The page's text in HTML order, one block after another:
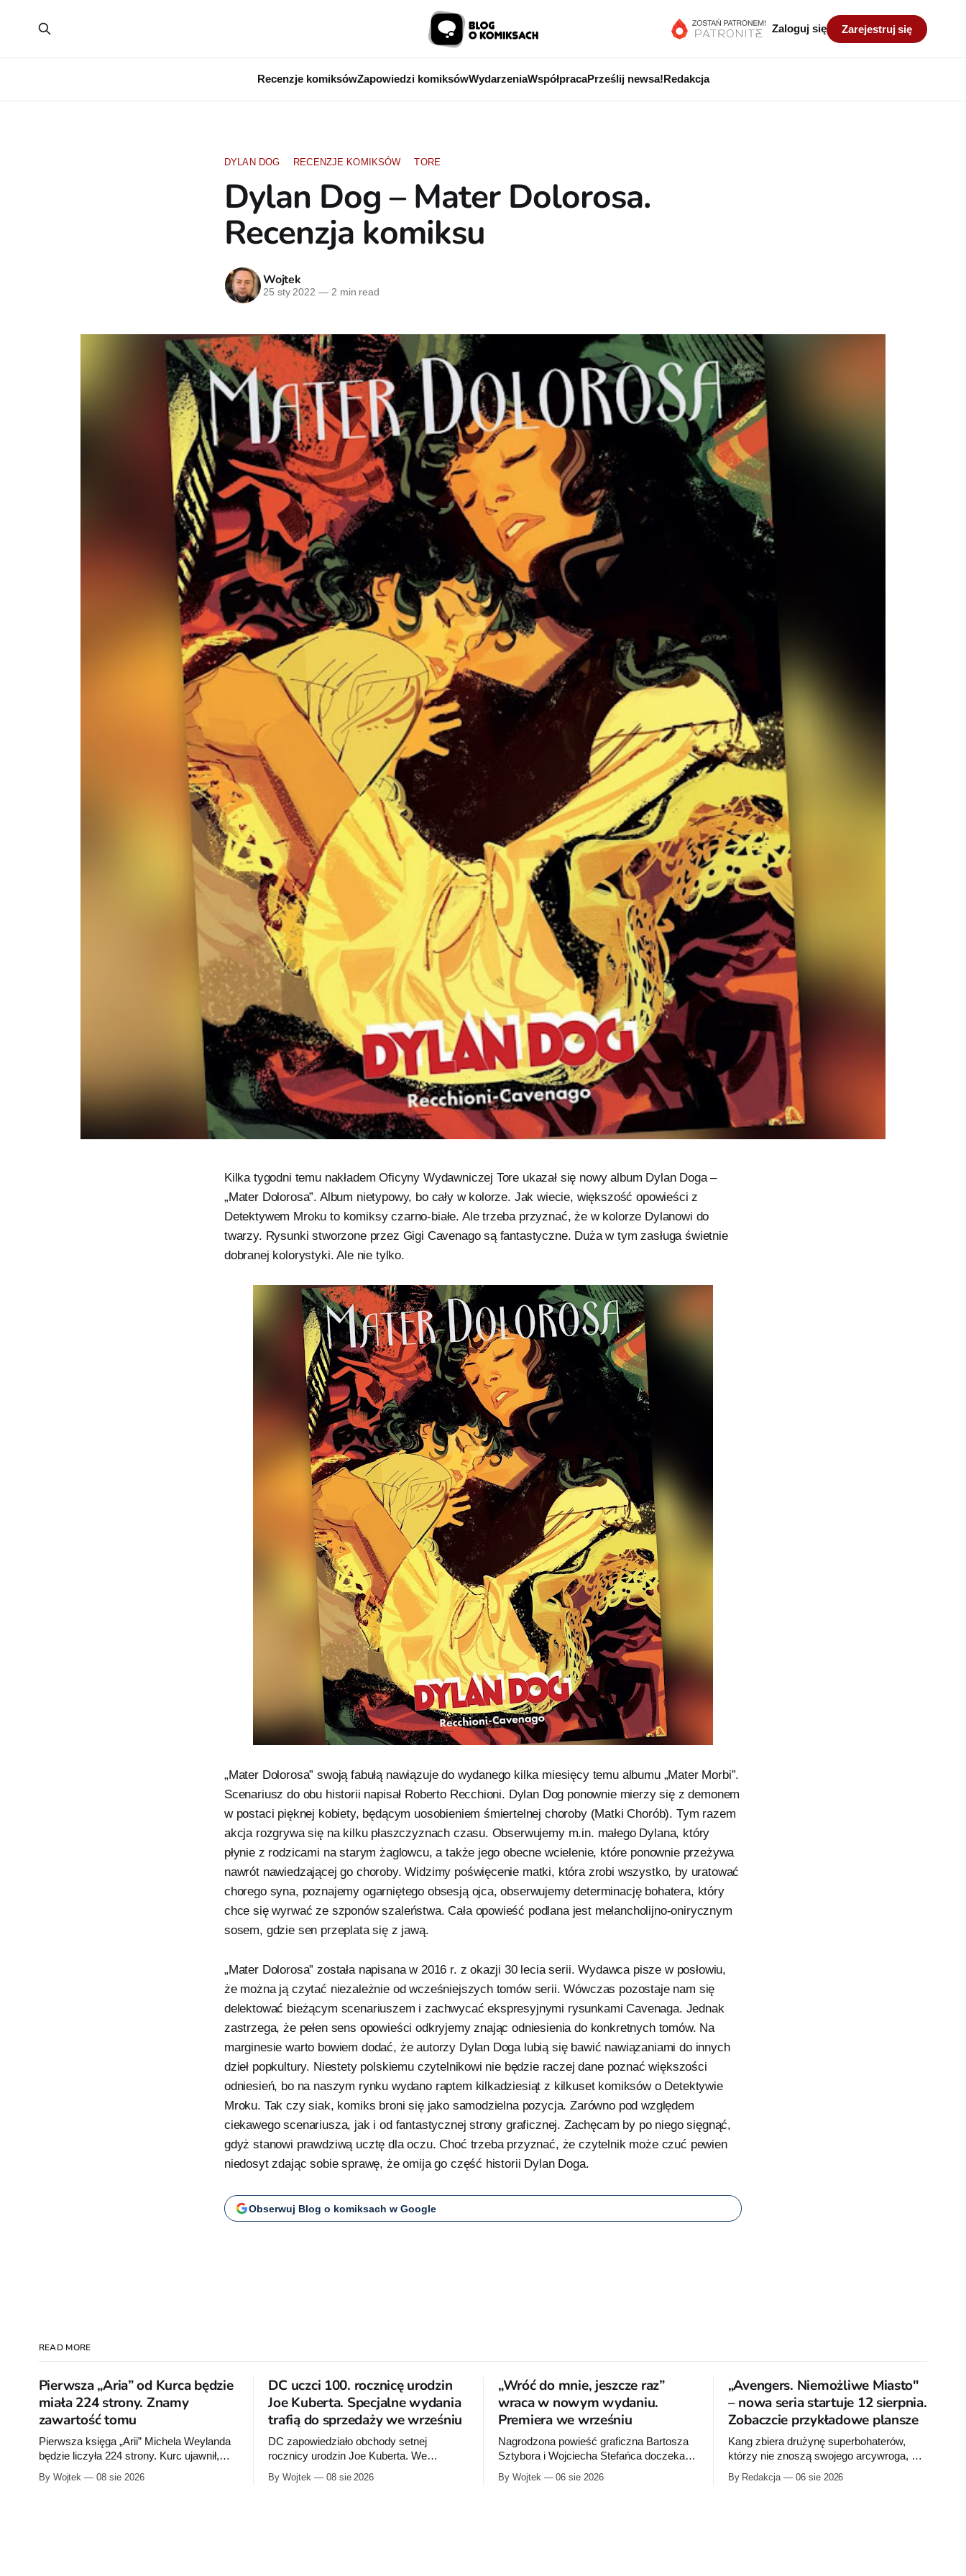
Recenzje komiksówZapowiedzi komiksówWydarzeniaWspółpracaPrześlij newsa!Redakcja
Zaloguj się Zarejestruj się
DYLAN DOG RECENZJE KOMIKSÓW TORE
Dylan Dog – Mater Dolorosa.
Recenzja komiksu
Wojtek
25 sty 2022 —2 min read
Kilka tygodni temu nakładem Oficyny Wydawniczej Tore ukazał się nowy album Dylan Doga –
„Mater Dolorosa”. Album nietypowy, bo cały w kolorze. Jak wiecie, większość opowieści z
Detektywem Mroku to komiksy czarno-białe. Ale trzeba przyznać, że w kolorze Dylanowi do
twarzy. Rysunki stworzone przez Gigi Cavenago są fantastyczne. Duża w tym zasługa świetnie
dobranej kolorystyki. Ale nie tylko.
„Mater Dolorosa” swoją fabułą nawiązuje do wydanego kilka miesięcy temu albumu „Mater Morbi”.
Scenariusz do obu historii napisał Roberto Recchioni. Dylan Dog ponownie mierzy się z demonem
w postaci pięknej kobiety, będącym uosobieniem śmiertelnej choroby (Matki Chorób). Tym razem
akcja rozgrywa się na kilku płaszczyznach czasu. Obserwujemy m.in. małego Dylana, który
płynie z rodzicami na starym żaglowcu, a także jego obecne wcielenie, które ponownie przeżywa
nawrót nawiedzającej go choroby. Widzimy poświęcenie matki, która zrobi wszystko, by uratować
chorego syna, poznajemy ogarniętego obsesją ojca, obserwujemy determinację bohatera, który
chce się wyrwać ze szponów szaleństwa. Cała opowieść podlana jest melancholijno-onirycznym
sosem, gdzie sen przeplata się z jawą.
„Mater Dolorosa” została napisana w 2016 r. z okazji 30 lecia serii. Wydawca pisze w posłowiu,
że można ją czytać niezależnie od wcześniejszych tomów serii. Wówczas pozostaje nam się
delektować bieżącym scenariuszem i zachwycać ekspresyjnymi rysunkami Cavenaga. Jednak
zastrzega, że pełen sens opowieści odkryjemy znając odniesienia do konkretnych tomów. Na
marginesie warto bowiem dodać, że autorzy Dylan Doga lubią się bawić nawiązaniami do innych
dzieł popkultury. Niestety polskiemu czytelnikowi nie będzie raczej dane poznać większości
odniesień, bo na naszym rynku wydano raptem kilkadziesiąt z kilkuset komiksów o Detektywie
Mroku. Tak czy siak, komiks broni się jako samodzielna pozycja. Zarówno pod względem
ciekawego scenariusza, jak i od fantastycznej strony graficznej. Zachęcam by po niego sięgnąć,
gdyż stanowi prawdziwą ucztę dla oczu. Choć trzeba przyznać, że czytelnik może czuć pewien
niedosyt zdając sobie sprawę, że omija go część historii Dylan Doga.
Obserwuj Blog o komiksach w Google
READ MORE
Pierwsza „Aria” od Kurca będzie
miała 224 strony. Znamy
zawartość tomu
Pierwsza księga „Arii” Michela Weylanda
będzie liczyła 224 strony. Kurc ujawnił,
zapowiedział około 30 stron dodatków.
By Wojtek 08 sie 2026
DC uczci 100. rocznicę urodzin
Joe Kuberta. Specjalne wydania
trafią do sprzedaży we wrześniu
DC zapowiedziało obchody setnej
rocznicy urodzin Joe Kuberta. We
publikacje poświęcone twórcy „Sgt.
By Wojtek 08 sie 2026
„Wróć do mnie, jeszcze raz”
wraca w nowym wydaniu.
Premiera we wrześniu
Nagrodzona powieść graficzna Bartosza
Sztybora i Wojciecha Stefańca doczeka
przygotowuje nową edycję albumu „Wróć
By Wojtek 06 sie 2026
„Avengers. Niemożliwe Miasto"
– nowa seria startuje 12 sierpnia.
Zobaczcie przykładowe plansze
Kang zbiera drużynę superbohaterów,
którzy nie znoszą swojego arcywroga, a
Przymierze z królem Arturem na czele.
By Redakcja 06 sie 2026